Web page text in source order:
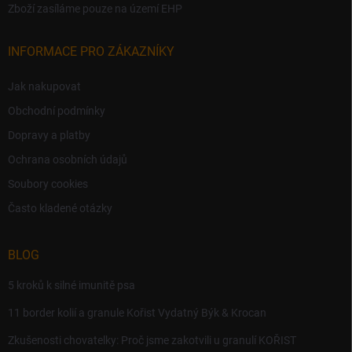
Zboží zasíláme pouze na území EHP
INFORMACE PRO ZÁKAZNÍKY
Jak nakupovat
Obchodní podmínky
Dopravy a platby
Ochrana osobních údajů
Soubory cookies
Často kladené otázky
BLOG
5 kroků k silné imunitě psa
11 border kolií a granule Kořist Vydatný Býk & Krocan
Zkušenosti chovatelky: Proč jsme zakotvili u granulí KOŘIST